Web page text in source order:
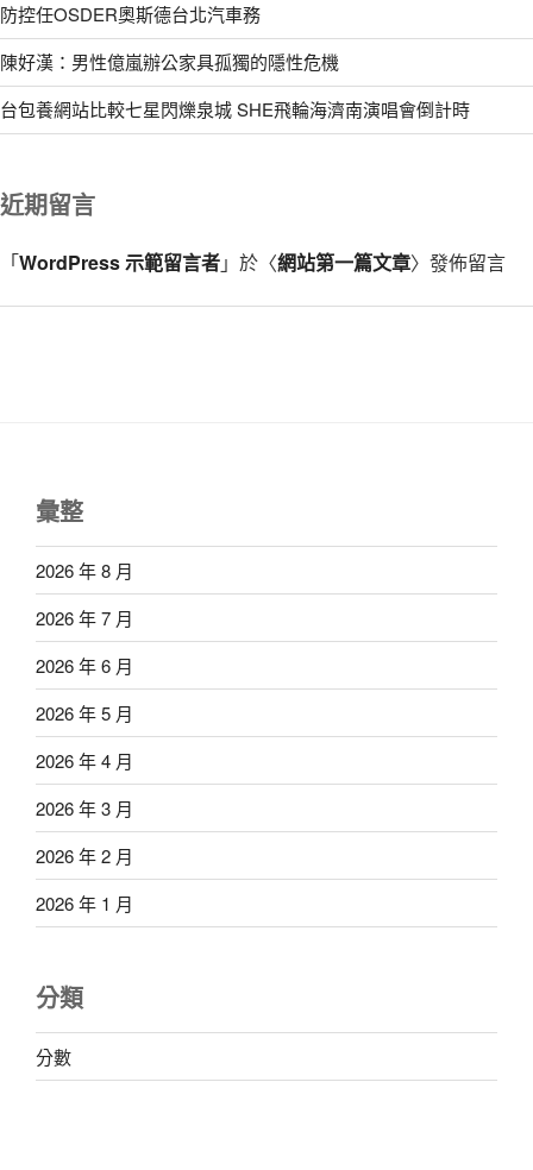
防控任OSDER奧斯德台北汽車務
陳好漢：男性億嵐辦公家具孤獨的隱性危機
台包養網站比較七星閃爍泉城 SHE飛輪海濟南演唱會倒計時
近期留言
「WordPress 示範留言者」於〈網站第一篇文章〉發佈留言
彙整
2026 年 8 月
2026 年 7 月
2026 年 6 月
2026 年 5 月
2026 年 4 月
2026 年 3 月
2026 年 2 月
2026 年 1 月
分類
分數